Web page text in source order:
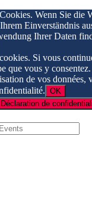
Wenn Sie die
Einverständnis
Ihrer Daten
Si vous
que vous y
de vos données,
OK
de